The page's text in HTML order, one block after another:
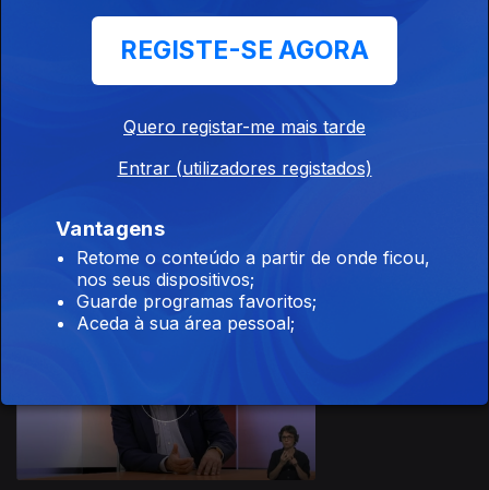
13 jul. 2026
REGISTE-SE AGORA
Quero registar-me mais tarde
Entrar (utilizadores registados)
Vantagens
Retome o conteúdo a partir de onde ficou,
nos seus dispositivos;
Guarde programas favoritos;
Aceda à sua área pessoal;